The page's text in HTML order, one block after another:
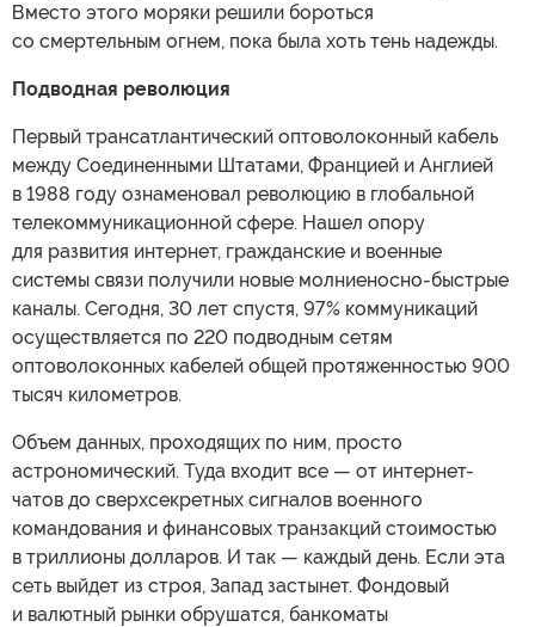
Вместо этого моряки решили бороться
со смертельным огнем, пока была хоть тень надежды.
Подводная революция
Первый трансатлантический оптоволоконный кабель
между Соединенными Штатами, Францией и Англией
в 1988 году ознаменовал революцию в глобальной
телекоммуникационной сфере. Нашел опору
для развития интернет, гражданские и военные
системы связи получили новые молниеносно-быстрые
каналы. Сегодня, 30 лет спустя, 97% коммуникаций
осуществляется по 220 подводным сетям
оптоволоконных кабелей общей протяженностью 900
тысяч километров.
Объем данных, проходящих по ним, просто
астрономический. Туда входит все — от интернет-
чатов до сверхсекретных сигналов военного
командования и финансовых транзакций стоимостью
в триллионы долларов. И так — каждый день. Если эта
сеть выйдет из строя, Запад застынет. Фондовый
и валютный рынки обрушатся, банкоматы